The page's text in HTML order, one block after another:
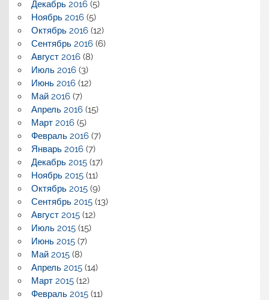
Декабрь 2016(5)
Ноябрь 2016(5)
Октябрь 2016(12)
Сентябрь 2016(6)
Август 2016(8)
Июль 2016(3)
Июнь 2016(12)
Май 2016(7)
Апрель 2016(15)
Март 2016(5)
Февраль 2016(7)
Январь 2016(7)
Декабрь 2015(17)
Ноябрь 2015(11)
Октябрь 2015(9)
Сентябрь 2015(13)
Август 2015(12)
Июль 2015(15)
Июнь 2015(7)
Май 2015(8)
Апрель 2015(14)
Март 2015(12)
Февраль 2015(11)